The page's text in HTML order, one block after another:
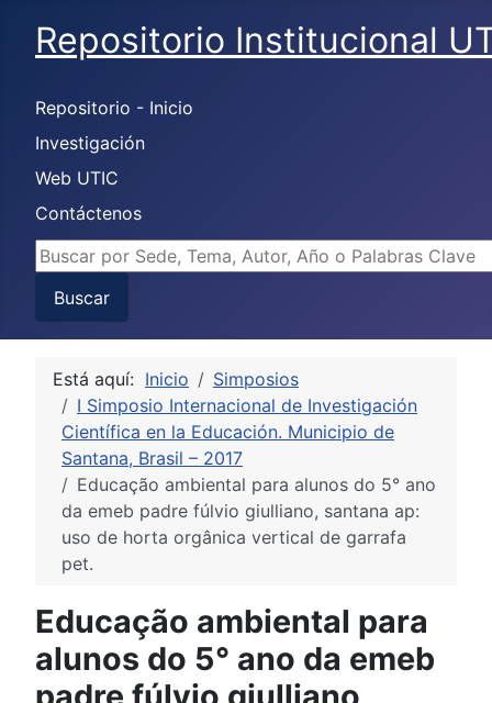
Repositorio Institucional
Repositorio - Inicio
Investigación
Web UTIC
Contáctenos
Buscar...
Buscar
Está aquí: Inicio
Simposios
I Simposio Internacional de Investigación
Científica en la Educación. Municipio de
Santana, Brasil – 2017
Educação ambiental para alunos do 5° ano
da emeb padre fúlvio giulliano, santana ap:
uso de horta orgânica vertical de garrafa
pet.
Educação ambiental para
alunos do 5° ano da emeb